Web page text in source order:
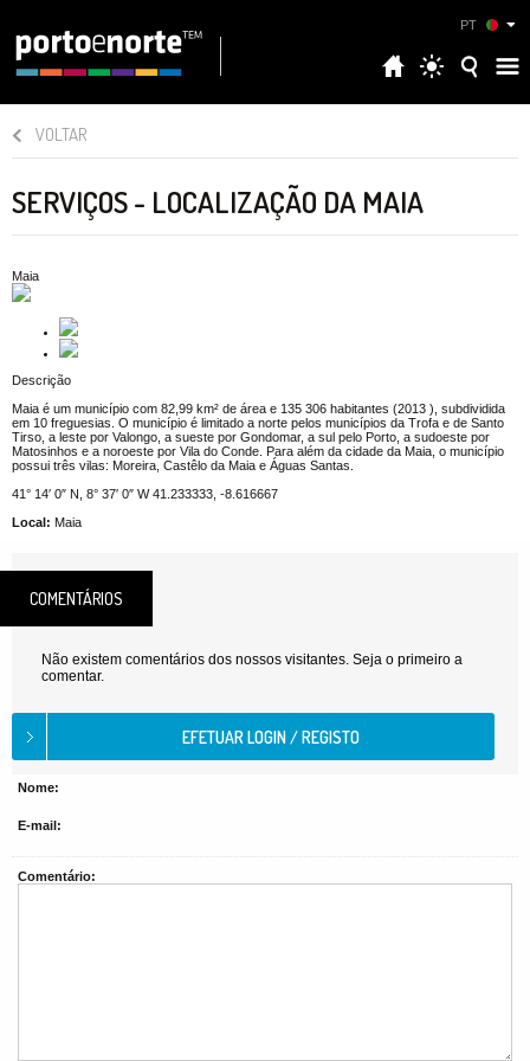
PT
VOLTAR
SERVIÇOS - LOCALIZAÇÃO DA MAIA
Maia
Descrição
Maia é um município com 82,99 km² de área e 135 306 habitantes (2013 ), subdividida
em 10 freguesias. O município é limitado a norte pelos municípios da Trofa e de Santo
Tirso, a leste por Valongo, a sueste por Gondomar, a sul pelo Porto, a sudoeste por
Matosinhos e a noroeste por Vila do Conde. Para além da cidade da Maia, o município
possui três vilas: Moreira, Castêlo da Maia e Águas Santas.
41° 14′ 0″ N, 8° 37′ 0″ W 41.233333, -8.616667
Local: Maia
COMENTÁRIOS
Não existem comentários dos nossos visitantes. Seja o primeiro a
comentar.
Nome:
E-mail:
Comentário: